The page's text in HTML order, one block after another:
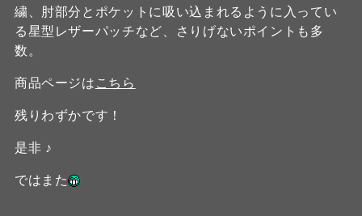
繍、肘部分とポケットに吸い込まれるように入ってい
る星型レザーパッチなど、さりげないポイントも多
数。
商品ページは こちら
残りわずかです！
是非 ♪
ではまた